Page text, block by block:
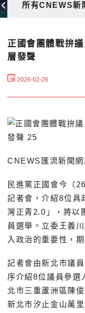
所有CNEWS新
正國會團體戰拚
層發聲
2026-02-26
CNEWS匯流新聞
民進黨正國會今（
記者會，介紹8位具
灣正青2.0」，將以
員選舉。立委王義
入政治的重要性，
記者會由新北市議
序介紹8位議員參選
北市三重蘆洲區陳
新北市汐止金山萬